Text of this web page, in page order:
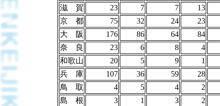
滋 賀
23 7 7
13
京 都
75 32 24
23
大 阪
176 86 64
84
奈 良
23 6 8
4
和歌山
20 5 9
1
兵 庫
107 36 59
28
鳥 取
4 5 4
2
島 根
3 1 3
2